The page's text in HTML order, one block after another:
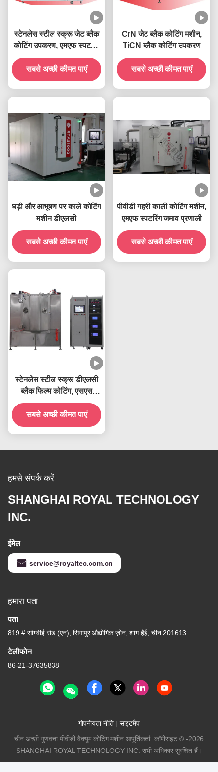
स्टेनलेस स्टील स्क्रू जेट ब्लैक
कोटिंग उपकरण, एमएफ स्पटरिंग
थिन फिल्म डिपोजिशन मशीन,
ग्रेफाइट पीवीडी कोटिंग
सबसे अच्छी कीमत पाएं
CrN जेट ब्लैक कोटिंग मशीन,
TiCN ब्लैक कोटिंग उपकरण
सबसे अच्छी कीमत पाएं
घड़ी और आभूषण पर काले कोटिंग
मशीन डीएलसी
सबसे अच्छी कीमत पाएं
पीवीडी गहरी काली कोटिंग मशीन,
एमएफ स्पटरिंग जमाव प्रणाली
सबसे अच्छी कीमत पाएं
स्टेनलेस स्टील स्क्रू डीएलसी
ब्लैक फिल्म कोटिंग, एसएस
प्रिसिजन फास्टनरों PVD
कोटिंग्स
सबसे अच्छी कीमत पाएं
हमसे संपर्क करें
SHANGHAI ROYAL TECHNOLOGY
INC.
ईमेल
service@royaltec.com.cn
हमारा पता
पता
819 # सोंगवीई रोड (एन), सिंगापुर औद्योगिक ज़ोन, शांग हैई, चीन 201613
टेलीफोन
86-21-37635838
गोपनीयता नीति | साइटमैप
चीन अच्छी गुणवत्ता पीवीडी वैक्यूम कोटिंग मशीन आपूर्तिकर्ता. कॉपीराइट © -2026
SHANGHAI ROYAL TECHNOLOGY INC. सभी अधिकार सुरक्षित हैं।